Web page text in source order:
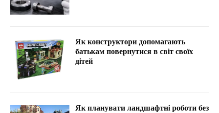
Як конструктори допомагають
батькам повернутися в світ своїх
дітей
Як планувати ландшафтні роботи без